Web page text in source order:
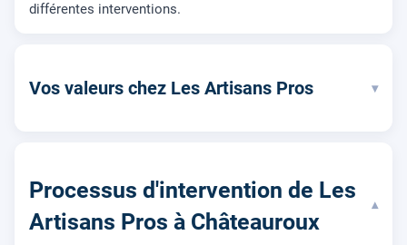
différentes interventions.
Vos valeurs chez Les Artisans Pros ▾
Processus d'intervention de Les
Artisans Pros à Châteauroux
▾